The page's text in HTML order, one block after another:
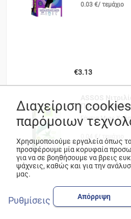
0.03 €/ τεμάχιο
€3.13
Πράσινα
Αλόη
Γάντια Μιας
0.04 €/ τεμάχιο
€4.24
Διαχείριση
παρόμοιων
Χρησιμοποιούμε εργαλεία όπως
προσφέρουμε μία κορυφαία
για να σε βοηθήσουμε να βρεις
ψάχνεις, καθώς και για την
μας.
Ρυθμίσεις Απόρριψη